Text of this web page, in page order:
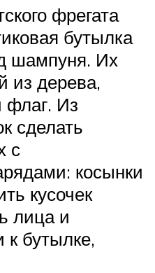
фрегата
бутылка
шампуня. Их
из дерева,
флаг. Из
сделать
с
косынки
кусочек
лица и
к бутылке,